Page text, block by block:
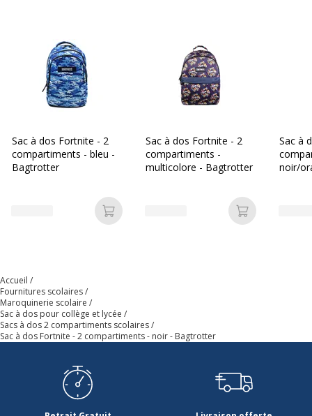
Couleur
Quantité incluse
Données d'identification
Données d'identification
Sac à dos Fortnite - 2
compartiments - bleu -
Bagtrotter
Ajouter au panier
Sac à dos Fortnite - 2
compartiments -
multicolore - Bagtrotter
Ajouter au
Sac à
noir/
Accueil
Fournitures scolaires
Maroquinerie scolaire
Sac à dos pour collège et lycée
Sacs à dos 2 compartiments scolaires
Sac à dos Fortnite - 2 compartiments - noir - Bagtrotter